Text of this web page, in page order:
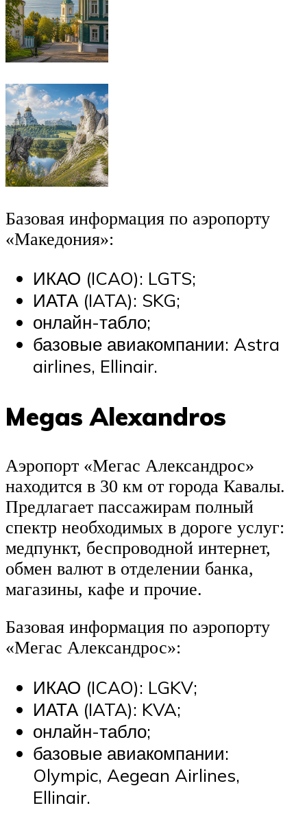
Базовая информация по аэропорту
«Македония»:
ИКАО (ICAO): LGTS;
ИАТА (IATA): SKG;
онлайн-табло;
базовые авиакомпании: Astra
airlines, Ellinair.
Megas Alexandros
Аэропорт «Мегас Александрос»
находится в 30 км от города Кавалы.
Предлагает пассажирам полный
спектр необходимых в дороге услуг:
медпункт, беспроводной интернет,
обмен валют в отделении банка,
магазины, кафе и прочие.
Базовая информация по аэропорту
«Мегас Александрос»:
ИКАО (ICAO): LGKV;
ИАТА (IATA): KVA;
онлайн-табло;
базовые авиакомпании:
Olympic, Aegean Airlines,
Ellinair.